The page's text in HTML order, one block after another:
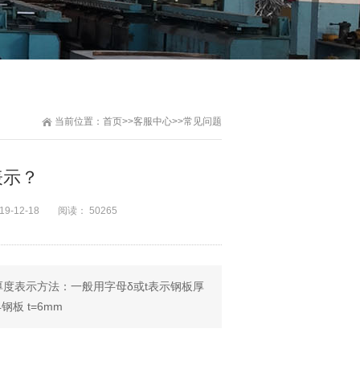
当前位置： 首页>>客服中心>>常见问题
？
12-18 阅读： 50265
表示方法：一般用字母δ或t表示钢板厚
板 t=6mm